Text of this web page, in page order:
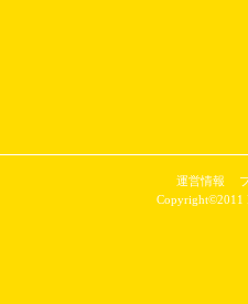
運営情報
Copyright©2011